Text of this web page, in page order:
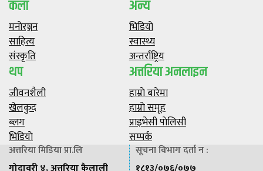
कला
मनाेरञ्जन
साहित्य
संस्कृति
अन्य
भिडियाे
स्वास्थ्य
अन्तर्राष्ट्रिय
थप
जीवनशैली
खेलकुद
ब्लग
भिडियाे
अत्तरिया अनलाइन
हाम्राे बारेमा
हाम्राे समूह
प्राइभेसी पाेलिसी
सम्पर्क
अत्तरिया मिडिया प्रा.लि
सूचना विभाग दर्ता न :